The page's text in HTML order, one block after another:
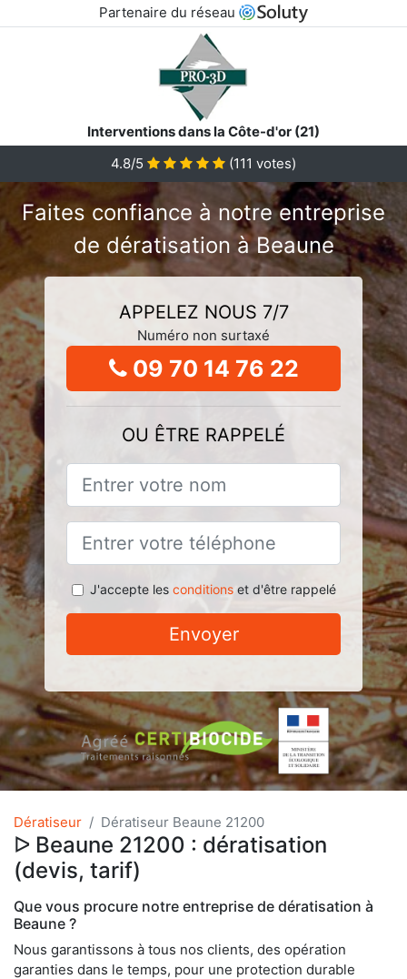
Partenaire du réseau
Interventions dans la Côte-d'or (21)
4.8/5
(111 votes)
Faites confiance à notre entreprise
de dératisation à Beaune
APPELEZ NOUS 7/7
Numéro non surtaxé
09 70 14 76 22
OU ÊTRE RAPPELÉ
J'accepte les conditionset d'être rappelé
Envoyer
Dératiseur Dératiseur Beaune 21200
ᐅ Beaune 21200 : dératisation
(devis, tarif)
Que vous procure notre entreprise de dératisation à
Beaune ?
Nous garantissons à tous nos clients, des opération
garanties dans le temps, pour une protection durable